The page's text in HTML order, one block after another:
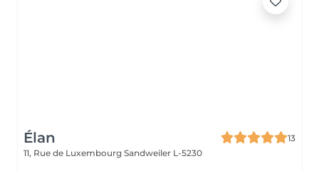
Élan
13
11, Rue de Luxembourg Sandweiler L-5230